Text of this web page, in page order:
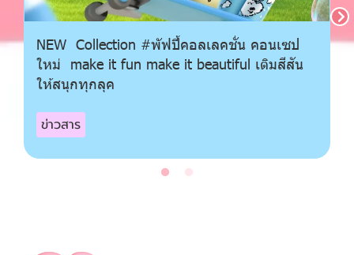
NEW Collection #พัฟปี้คอลเลคชั่น คอนเซป
ใหม่ make it fun make it beautiful เติมสีสัน
ให้สนุกทุกลุค
ข่าวสาร